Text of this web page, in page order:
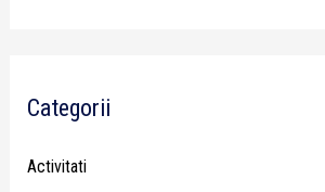
Categorii
Activitati